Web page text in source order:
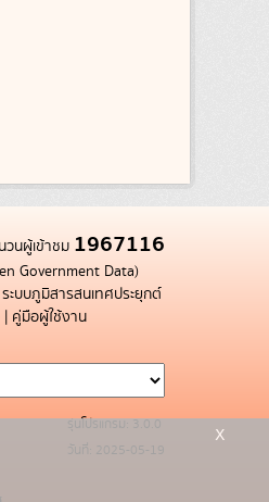
วนผู้เข้าชม 1967116
Government Data)
ระบบภูมิสารสนเทศประยุกต์
| คู่มือผู้ใช้งาน
รุ่นโปรแกรม: 3.0.0
วันที่: 2025-05-19
x